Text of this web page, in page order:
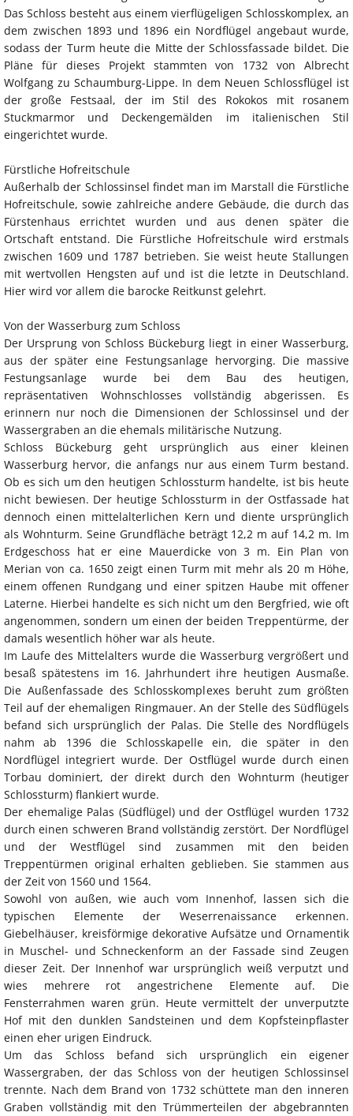
Das Schloss besteht aus einem vierflügeligen Schlosskomplex, an
dem zwischen 1893 und 1896 ein Nordflügel angebaut wurde,
sodass der Turm heute die Mitte der Schlossfassade bildet. Die
Pläne für dieses Projekt stammten von 1732 von Albrecht
Wolfgang zu Schaumburg-Lippe. In dem Neuen Schlossflügel ist
der große Festsaal, der im Stil des Rokokos mit rosanem
Stuckmarmor und Deckengemälden im italienischen Stil
eingerichtet wurde.
Fürstliche Hofreitschule
Außerhalb der Schlossinsel findet man im Marstall die Fürstliche
Hofreitschule, sowie zahlreiche andere Gebäude, die durch das
Fürstenhaus errichtet wurden und aus denen später die
Ortschaft entstand. Die Fürstliche Hofreitschule wird erstmals
zwischen 1609 und 1787 betrieben. Sie weist heute Stallungen
mit wertvollen Hengsten auf und ist die letzte in Deutschland.
Hier wird vor allem die barocke Reitkunst gelehrt.
Von der Wasserburg zum Schloss
Der Ursprung von Schloss Bückeburg liegt in einer Wasserburg,
aus der später eine Festungsanlage hervorging. Die massive
Festungsanlage wurde bei dem Bau des heutigen,
repräsentativen Wohnschlosses vollständig abgerissen. Es
erinnern nur noch die Dimensionen der Schlossinsel und der
Wassergraben an die ehemals militärische Nutzung.
Schloss Bückeburg geht ursprünglich aus einer kleinen
Wasserburg hervor, die anfangs nur aus einem Turm bestand.
Ob es sich um den heutigen Schlossturm handelte, ist bis heute
nicht bewiesen. Der heutige Schlossturm in der Ostfassade hat
dennoch einen mittelalterlichen Kern und diente ursprünglich
als Wohnturm. Seine Grundfläche beträgt 12,2 m auf 14,2 m. Im
Erdgeschoss hat er eine Mauerdicke von 3 m. Ein Plan von
Merian von ca. 1650 zeigt einen Turm mit mehr als 20 m Höhe,
einem offenen Rundgang und einer spitzen Haube mit offener
Laterne. Hierbei handelte es sich nicht um den Bergfried, wie oft
angenommen, sondern um einen der beiden Treppentürme, der
damals wesentlich höher war als heute.
Im Laufe des Mittelalters wurde die Wasserburg vergrößert und
besaß spätestens im 16. Jahrhundert ihre heutigen Ausmaße.
Die Außenfassade des Schlosskomplexes beruht zum größten
Teil auf der ehemaligen Ringmauer. An der Stelle des Südflügels
befand sich ursprünglich der Palas. Die Stelle des Nordflügels
nahm ab 1396 die Schlosskapelle ein, die später in den
Nordflügel integriert wurde. Der Ostflügel wurde durch einen
Torbau dominiert, der direkt durch den Wohnturm (heutiger
Schlossturm) flankiert wurde.
Der ehemalige Palas (Südflügel) und der Ostflügel wurden 1732
durch einen schweren Brand vollständig zerstört. Der Nordflügel
und der Westflügel sind zusammen mit den beiden
Treppentürmen original erhalten geblieben. Sie stammen aus
der Zeit von 1560 und 1564.
Sowohl von außen, wie auch vom Innenhof, lassen sich die
typischen Elemente der Weserrenaissance erkennen.
Giebelhäuser, kreisförmige dekorative Aufsätze und Ornamentik
in Muschel- und Schneckenform an der Fassade sind Zeugen
dieser Zeit. Der Innenhof war ursprünglich weiß verputzt und
wies mehrere rot angestrichene Elemente auf. Die
Fensterrahmen waren grün. Heute vermittelt der unverputzte
Hof mit den dunklen Sandsteinen und dem Kopfsteinpflaster
einen eher urigen Eindruck.
Um das Schloss befand sich ursprünglich ein eigener
Wassergraben, der das Schloss von der heutigen Schlossinsel
trennte. Nach dem Brand von 1732 schüttete man den inneren
Graben vollständig mit den Trümmerteilen der abgebrannten